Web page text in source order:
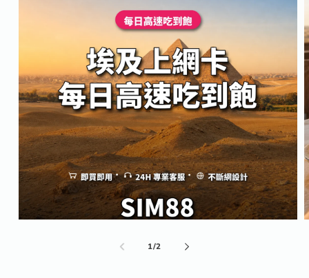
1//2